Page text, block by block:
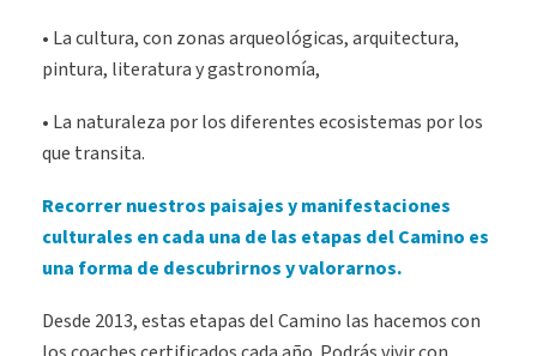
• La cultura, con zonas arqueológicas, arquitectura,
pintura, literatura y gastronomía,
• La naturaleza por los diferentes ecosistemas por los
que transita.
Recorrer nuestros paisajes y manifestaciones
culturales en cada una de las etapas del Camino es
una forma de descubrirnos y valorarnos.
Desde 2013, estas etapas del Camino las hacemos con